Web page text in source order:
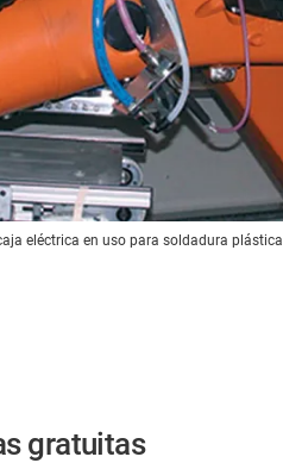
eléctrica en uso para soldadura
gratuitas